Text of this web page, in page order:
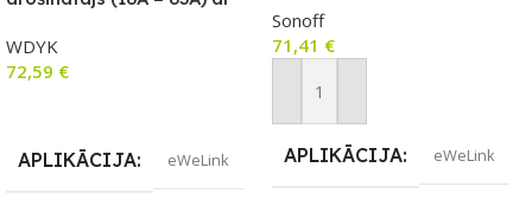
pārslodzes aizsardzību
WDYK
72,59 €
APLIKĀCIJA eWeLink
Sonoff
71,41 €
Pievienot Grozam
APLIKĀCIJA eWeLink